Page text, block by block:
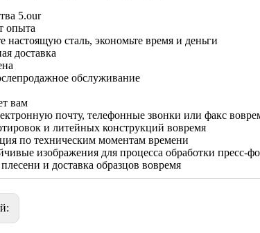
5.our
опыта
настоящую сталь, экономьте время и деньги
доставка
обслуживание
вам
почту, телефонные звонки или факс
и литейных конструкций вовремя
по техническим моментам времени
изображения для процесса обработки
и доставка образцов вовремя